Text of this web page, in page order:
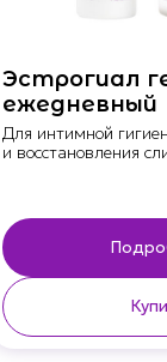
Эстрогиал
ежедневный
Для интимной
и восстановления